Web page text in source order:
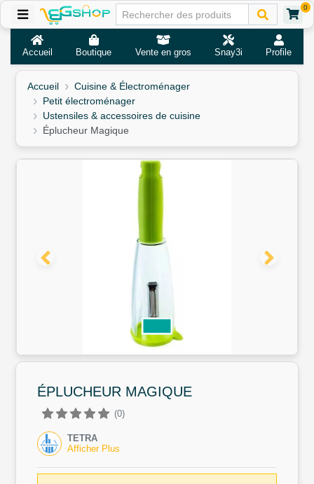
0
Accueil Boutique Vente en gros Snay3i Profile
Accueil
Cuisine & Électroménager
Petit électroménager
Ustensiles & accessoires de cuisine
Éplucheur Magique
ÉPLUCHEUR MAGIQUE
(0)
TETRA
Afficher Plus